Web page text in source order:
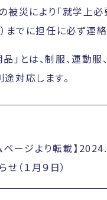
被災により「就学上
までに担任に必ず連
」とは、制服、運動
対応します。
ページより転載】
（１月９日）